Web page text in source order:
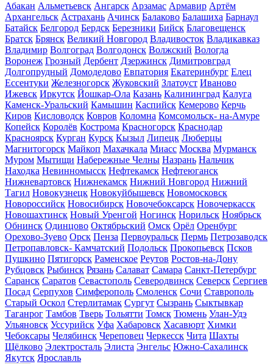
Абакан Альметьевск Ангарск Арзамас Армавир Артём
Архангельск Астрахань Ачинск Балаково Балашиха Барнаул
Батайск Белгород Бердск Березники Бийск Благовещенск
Братск Брянск Великий Новгород Владивосток Владикавказ
Владимир Волгоград Волгодонск Волжский Вологда
Воронеж Грозный Дербент Дзержинск Димитровград
Долгопрудный Домодедово Евпатория Екатеринбург Елец
Ессентуки Железногорск Жуковский Златоуст Иваново
Ижевск Иркутск Йошкар-Ола Казань Калининград Калуга
Каменск-Уральский Камышин Каспийск Кемерово Керчь
Киров Кисловодск Ковров Коломна Комсомольск- на-Амуре
Копейск Королёв Кострома Красногорск Краснодар
Красноярск Курган Курск Кызыл Липецк Люберцы
Магнитогорск Майкоп Махачкала Миасс Москва Мурманск
Муром Мытищи Набережные Челны Назрань Нальчик
Находка Невинномысск Нефтекамск Нефтеюганск
Нижневартовск Нижнекамск Нижний Новгород Нижний
Тагил Новокузнецк Новокуйбышевск Новомосковск
Новороссийск Новосибирск Новочебоксарск Новочеркасск
Новошахтинск Новый Уренгой Ногинск Норильск Ноябрьск
Обнинск Одинцово Октябрьский Омск Орёл Оренбург
Орехово-Зуево Орск Пенза Первоуральск Пермь Петрозаводск
Петропавловск- Камчатский Подольск Прокопьевск Псков
Пушкино Пятигорск Раменское Реутов Ростов-на-Дону
Рубцовск Рыбинск Рязань Салават Самара Санкт-Петербург
Саранск Саратов Севастополь Северодвинск Северск Сергиев
Посад Серпухов Симферополь Смоленск Сочи Ставрополь
Старый Оскол Стерлитамак Сургут Сызрань Сыктывкар
Таганрог Тамбов Тверь Тольятти Томск Тюмень Улан-Удэ
Ульяновск Уссурийск Уфа Хабаровск Хасавюрт Химки
Чебоксары Челябинск Череповец Черкесск Чита Шахты
Щёлково Электросталь Элиста Энгельс Южно-Сахалинск
Якутск Ярославль